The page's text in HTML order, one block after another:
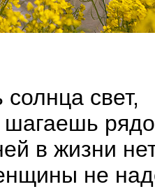
свет,
шагаешь
в жизни
не